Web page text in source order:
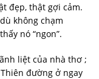
đẹp, thật gợi cảm.
không chạm
nó “ngon”.
liệt của nhà thơ ;
đường ở ngay